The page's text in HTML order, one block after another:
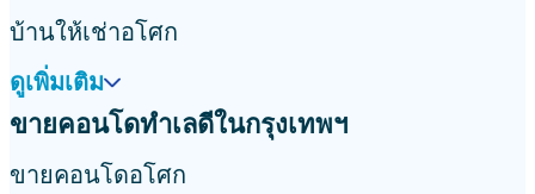
บ้านให้เช่าอโศก
ดูเพิ่มเติม
ขายคอนโดทำเลดีในกรุงเทพฯ
ขายคอนโดอโศก